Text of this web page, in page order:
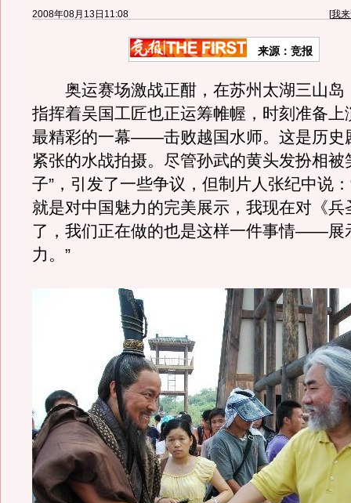
2008年08月13日11:08 [我
来源：竞报
奥运赛场激战正酣，在苏州太湖三山岛
指挥着吴国工匠也正运筹帷幄，时刻准备上
最精彩的一幕——击败越国水师。这是历史
紧张的水战拍摄。尽管孙武的黄头发扮相被
子”，引发了一些争议，但制片人张纪中说
就是对中国魅力的完美展示，我现在对《兵
了，我们正在做的也是这样一件事情——展
力。”